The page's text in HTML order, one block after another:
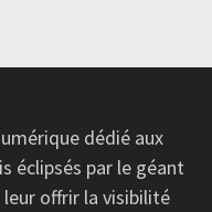
dédié aux
éclipsés par le géant
offrir la visibilité